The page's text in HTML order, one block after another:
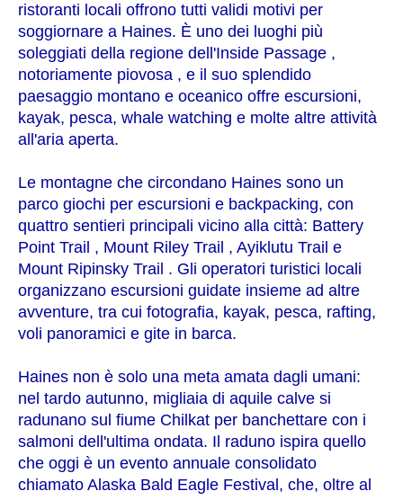
ristoranti locali offrono tutti validi motivi per
soggiornare a Haines. È uno dei luoghi più
soleggiati della regione dell'Inside Passage ,
notoriamente piovosa , e il suo splendido
paesaggio montano e oceanico offre escursioni,
kayak, pesca, whale watching e molte altre attività
all'aria aperta.
Le montagne che circondano Haines sono un
parco giochi per escursioni e backpacking, con
quattro sentieri principali vicino alla città: Battery
Point Trail , Mount Riley Trail , Ayiklutu Trail e
Mount Ripinsky Trail . Gli operatori turistici locali
organizzano escursioni guidate insieme ad altre
avventure, tra cui fotografia, kayak, pesca, rafting,
voli panoramici e gite in barca.
Haines non è solo una meta amata dagli umani:
nel tardo autunno, migliaia di aquile calve si
radunano sul fiume Chilkat per banchettare con i
salmoni dell'ultima ondata. Il raduno ispira quello
che oggi è un evento annuale consolidato
chiamato Alaska Bald Eagle Festival, che, oltre al